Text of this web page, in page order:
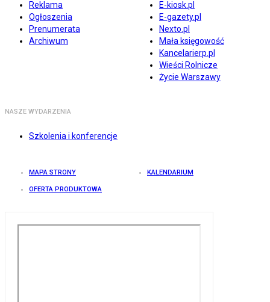
Reklama
Ogłoszenia
Prenumerata
Archiwum
E-kiosk.pl
E-gazety.pl
Nexto.pl
Mała księgowość
Kancelarierp.pl
Wieści Rolnicze
Życie Warszawy
NASZE WYDARZENIA
Szkolenia i konferencje
MAPA STRONY KALENDARIUM
OFERTA PRODUKTOWA